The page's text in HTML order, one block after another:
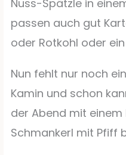
Nuss-Spätzle in
passen auch gut
oder Rotkohl oder
Nun fehlt nur noch
Kamin und schon
der Abend mit
Schmankerl mit Pfiff